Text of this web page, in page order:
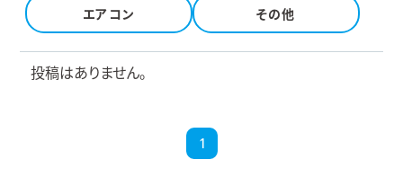
エアコン その他
投稿はありません。
1